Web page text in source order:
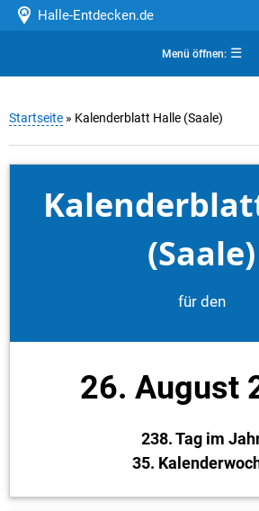
Halle-Entdecken.de
Menü öffnen:☰
Startseite » Kalenderblatt Halle (Saale)
(Saale)
für den
26. August
238. Tag im
35.